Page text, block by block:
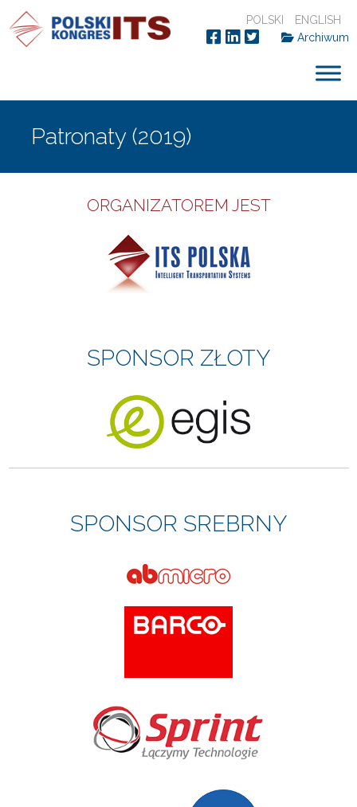
POLSKI
ENGLISH
Archiwum
Patronaty (2019)
ORGANIZATOREM JEST
SPONSOR ZŁOTY
SPONSOR SREBRNY